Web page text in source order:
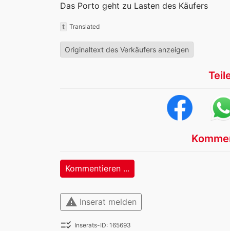
Das Porto geht zu Lasten des Käufers
t Translated
Originaltext des Verkäufers anzeigen
Kommentieren ...
warning Inserat melden
checklist_rtl Inserats-ID: 165693